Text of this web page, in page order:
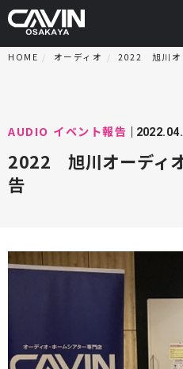
HOME オーディオ 2022 旭川オ
AUDIO イベント報告
2022 旭川オーディ
告